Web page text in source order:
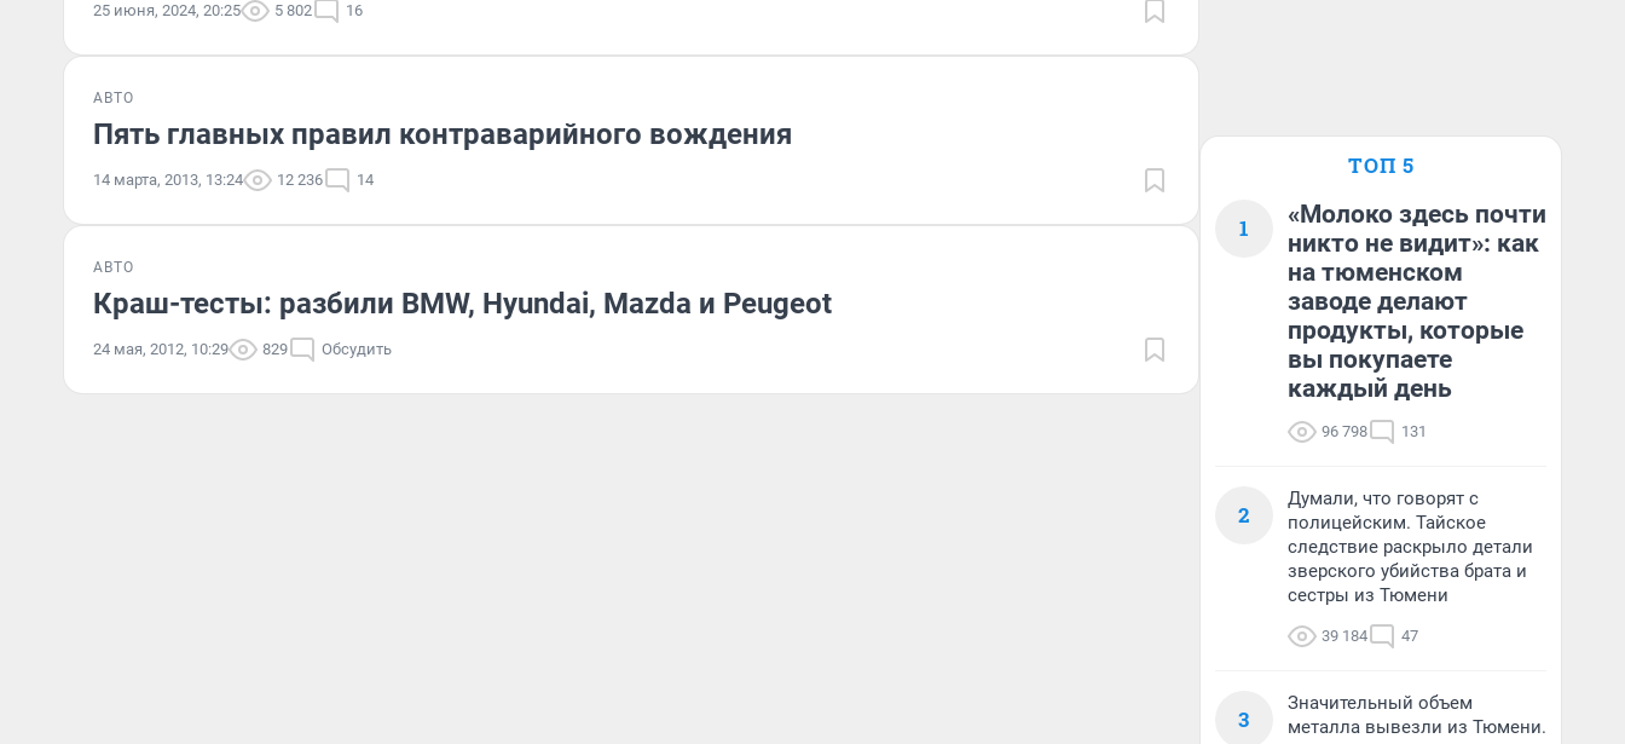
25 июня, 2024, 20:25 5 802 16
АВТО
Пять главных правил контраварийного вождения
14 марта, 2013, 13:24 12 236 14
АВТО
Краш-тесты: разбили BMW, Hyundai, Mazda и Peugeot
24 мая, 2012, 10:29 829 Обсудить
ТОП 5
1
«Молоко здесь почти
никто не видит»: как
на тюменском
заводе делают
продукты, которые
вы покупаете
каждый день
96 798 131
2
Думали, что говорят с
полицейским. Тайское
следствие раскрыло детали
зверского убийства брата и
сестры из Тюмени
39 184 47
3
Значительный объем
металла вывезли из Тюмени.